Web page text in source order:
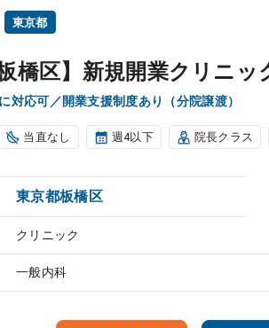
東京都
板橋区】新規開業クリニ
対応可／開業支援制度あり（分院譲渡）
当直なし 週4以下 院長クラス
東京都板橋区
クリニック
一般内科